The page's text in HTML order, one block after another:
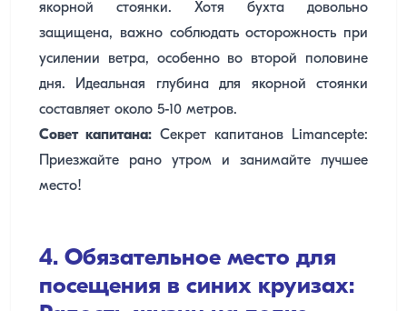
якорной стоянки. Хотя бухта довольно
защищена, важно соблюдать осторожность при
усилении ветра, особенно во второй половине
дня. Идеальная глубина для якорной стоянки
составляет около 5-10 метров.
Совет капитана: Секрет капитанов Limancepte:
Приезжайте рано утром и занимайте лучшее
место!
4. Обязательное место для
посещения в синих круизах: